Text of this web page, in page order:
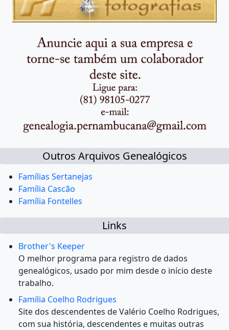
Outros Arquivos Genealógicos
Famílias Sertanejas
Família Cascão
Família Fontelles
Links
Brother's Keeper
O melhor programa para registro de dados
genealógicos, usado por mim desde o início deste
trabalho.
Família Coelho Rodrigues
Site dos descendentes de Valério Coelho Rodrigues,
com sua história, descendentes e muitas outras